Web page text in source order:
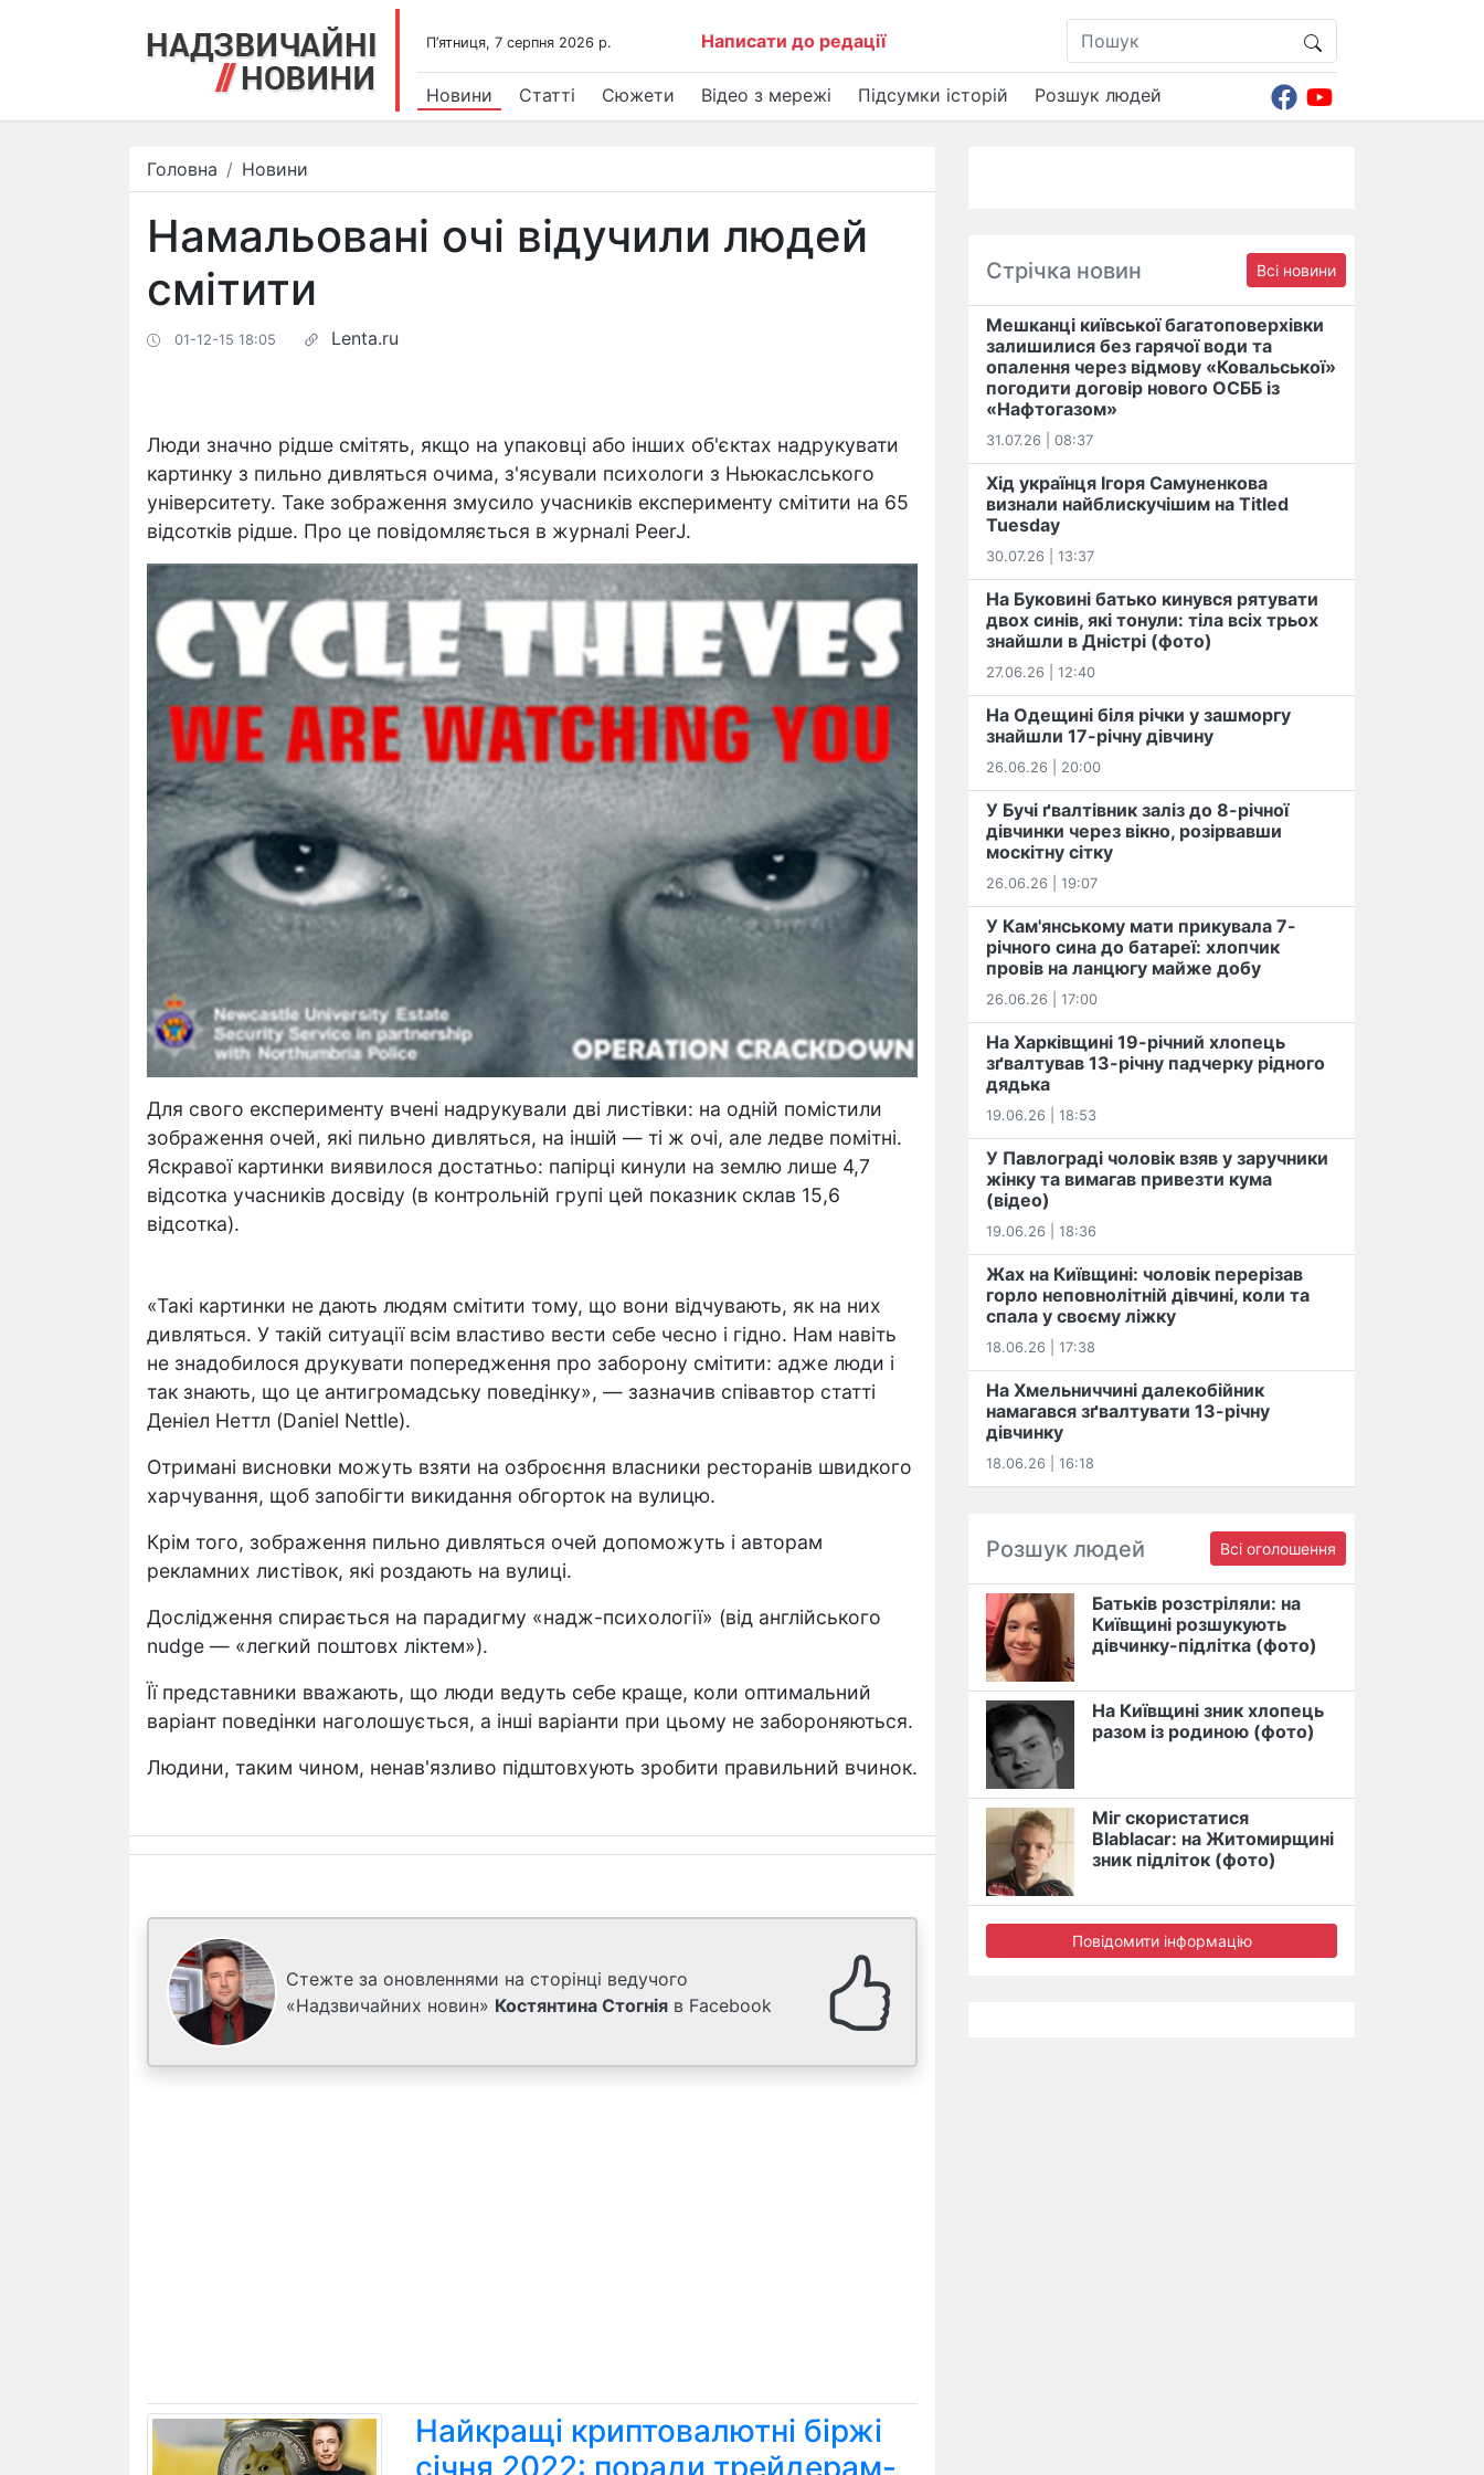
П’ятниця, 7 серпня 2026 р. Написати до редації
Новини Статті Сюжети Відео з мережі Підсумки історій Розшук людей
Головна Новини
Намальовані очі відучили людей
смітити
01-12-15 18:05 Lenta.ru
Люди значно рідше смітять, якщо на упаковці або інших об'єктах надрукувати
картинку з пильно дивляться очима, з'ясували психологи з Ньюкаслського
університету. Таке зображення змусило учасників експерименту смітити на 65
відсотків рідше. Про це повідомляється в журналі PeerJ.
Для свого експерименту вчені надрукували дві листівки: на одній помістили
зображення очей, які пильно дивляться, на іншій — ті ж очі, але ледве помітні.
Яскравої картинки виявилося достатньо: папірці кинули на землю лише 4,7
відсотка учасників досвіду (в контрольній групі цей показник склав 15,6
відсотка).
«Такі картинки не дають людям смітити тому, що вони відчувають, як на них
дивляться. У такій ситуації всім властиво вести себе чесно і гідно. Нам навіть
не знадобилося друкувати попередження про заборону смітити: адже люди і
так знають, що це антигромадську поведінку», — зазначив співавтор статті
Деніел Неттл (Daniel Nettle).
Отримані висновки можуть взяти на озброєння власники ресторанів швидкого
харчування, щоб запобігти викидання обгорток на вулицю.
Крім того, зображення пильно дивляться очей допоможуть і авторам
рекламних листівок, які роздають на вулиці.
Дослідження спирається на парадигму «надж-психології» (від англійського
nudge — «легкий поштовх ліктем»).
Її представники вважають, що люди ведуть себе краще, коли оптимальний
варіант поведінки наголошується, а інші варіанти при цьому не забороняються.
Людини, таким чином, ненав'язливо підштовхують зробити правильний вчинок.
Стежте за оновленнями на сторінці ведучого
«Надзвичайних новин» Костянтина Стогнія в Facebook
Найкращі криптовалютні біржі
Стрічка новин Всі новини
Мешканці київської багатоповерхівки
залишилися без гарячої води та
опалення через відмову «Ковальської»
погодити договір нового ОСББ із
«Нафтогазом»
31.07.26 | 08:37
Хід українця Ігоря Самуненкова
визнали найблискучішим на Titled
Tuesday
30.07.26 | 13:37
На Буковині батько кинувся рятувати
двох синів, які тонули: тіла всіх трьох
знайшли в Дністрі (фото)
27.06.26 | 12:40
На Одещині біля річки у зашморгу
знайшли 17-річну дівчину
26.06.26 | 20:00
У Бучі ґвалтівник заліз до 8-річної
дівчинки через вікно, розірвавши
москітну сітку
26.06.26 | 19:07
У Кам'янському мати прикувала 7-
річного сина до батареї: хлопчик
провів на ланцюгу майже добу
26.06.26 | 17:00
На Харківщині 19-річний хлопець​
️зґвалтував 13-річну падчерку рідного
дядька
19.06.26 | 18:53
У Павлограді чоловік взяв у заручники
жінку та вимагав привезти кума
(відео)
19.06.26 | 18:36
Жах на Київщині: чоловік перерізав
горло неповнолітній дівчині, коли та
спала у своєму ліжку
18.06.26 | 17:38
На Хмельниччині далекобійник
намагався зґвалтувати 13-річну
дівчинку
18.06.26 | 16:18
Розшук людей Всі оголошення
Батьків розстріляли: на
Київщині розшукують
дівчинку-підлітка (фото)
На Київщині зник хлопець
разом із родиною (фото)
Міг скористатися
Blablacar: на Житомирщині
зник підліток (фото)
Повідомити інформацію